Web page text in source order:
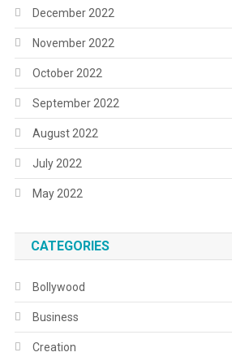
December 2022
November 2022
October 2022
September 2022
August 2022
July 2022
May 2022
CATEGORIES
Bollywood
Business
Creation